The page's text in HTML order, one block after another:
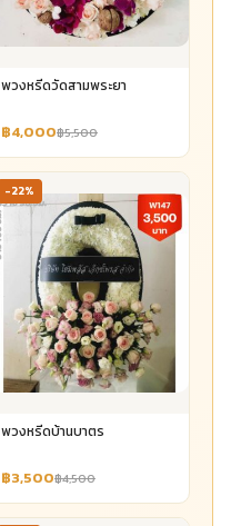
พวงหรีดวัดสามพระยา
฿4,000฿5,500
-22%
พวงหรีดบ้านบาตร
฿3,500฿4,500